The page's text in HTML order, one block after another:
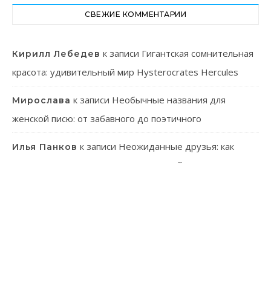
СВЕЖИЕ КОММЕНТАРИИ
Кирилл Лебедев к записи Гигантская сомнительная
красота: удивительный мир Hysterocrates Hercules
Мирослава к записи Необычные названия для
женской писю: от забавного до поэтичного
Илья Панков к записи Неожиданные друзья: как
человек использует паразитов в своей практике